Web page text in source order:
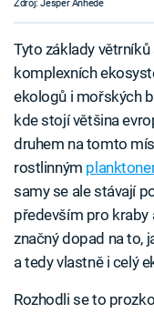
Zdroj: Jesper Anhede
Tyto základy
komplexních
ekologů i mořských
kde stojí většina
druhem na tomto
rostlinným
samy se ale stávají
především pro kraby
značný dopad na to,
a tedy vlastně i celý
Rozhodli se to